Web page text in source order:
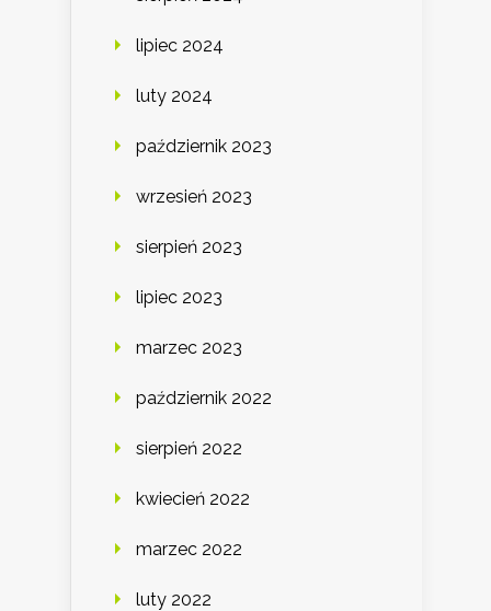
lipiec 2024
luty 2024
październik 2023
wrzesień 2023
sierpień 2023
lipiec 2023
marzec 2023
październik 2022
sierpień 2022
kwiecień 2022
marzec 2022
luty 2022